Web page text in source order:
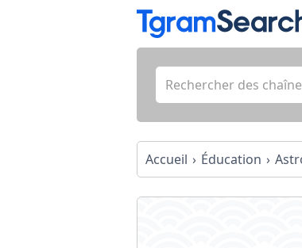
Accueil Éducation